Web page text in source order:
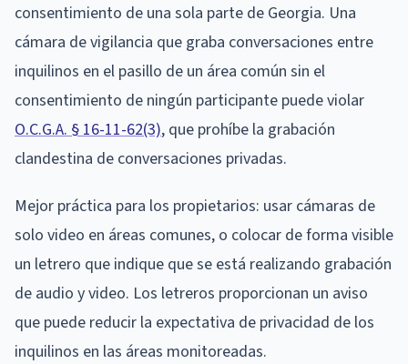
consentimiento de una sola parte de Georgia. Una
cámara de vigilancia que graba conversaciones entre
inquilinos en el pasillo de un área común sin el
consentimiento de ningún participante puede violar
O.C.G.A. § 16-11-62(3), que prohíbe la grabación
clandestina de conversaciones privadas.
Mejor práctica para los propietarios: usar cámaras de
solo video en áreas comunes, o colocar de forma visible
un letrero que indique que se está realizando grabación
de audio y video. Los letreros proporcionan un aviso
que puede reducir la expectativa de privacidad de los
inquilinos en las áreas monitoreadas.